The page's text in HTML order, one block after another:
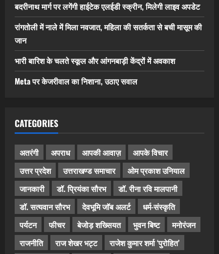
बदरीनाथ मार्ग पर लगेंगी हाईटेक एलईडी स्क्रीन, मिलेगी लाइव अपडेट
रांगतोली में नाले में मिला नवजात, महिला की सतर्कता से बची मासूम की
जान
भारी बारिश के चलते स्कूल और आंगनबाड़ी केंद्रों में अवकाश
Meta पर केजरीवाल का निशाना, उठाए सवाल
CATEGORIES
अतरंगी अपराध आपकी आवाज़
आपके विचार
उत्तर प्रदेश
उत्तराखण्ड समाचार
ओम प्रकाश उनियाल
जानकारी
डॉ. प्रियंका सौरभ
डॉ. रीना रवि मालपानी
डॉ. सत्यवान सौरभ
देवभूमि जॉब अलर्ट
धर्म-संस्कृति
पर्यटन
फीचर बेजोड़ शख्सियत भुवन बिष्ट
मनोरंजन
राजनीति
राज शेखर भट्ट
राजेश कुमार शर्मा ‘पुरोहित’